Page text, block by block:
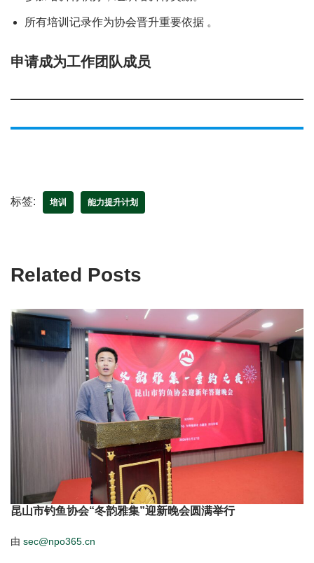
所有培训记录作为协会晋升重要依据 。
申请成为工作团队成员
标签: 培训 能力提升计划
Related Posts
昆山市钓鱼协会“冬韵雅集”迎新晚会圆满举行
由 sec@npo365.cn